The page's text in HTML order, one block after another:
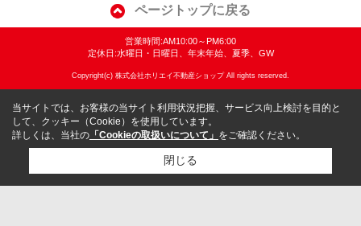
ページトップに戻る
営業時間:AM10:00～PM6:00
定休日:水曜日・日曜日、年末年始、夏季、GW
Copyright(c) 株式会社ホリエイ不動産ショップ All rights reserved.
当サイトでは、お客様の当サイト利用状況把握、サービス向上検討を目的と
して、クッキー（Cookie）を使用しています。
詳しくは、当社の 「Cookieの取扱いについて」 をご確認ください。
閉じる